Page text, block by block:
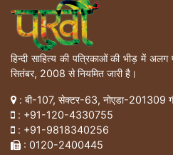
हिन्दी साहित्य की पत्रिकाओं की भीड़ में
सितंबर, 2008 से नियमित जारी है।
: बी-107, सेक्टर-63, नोएडा-201309
: +91-120-4330755
: +91-9818340256
: 0120-2400445